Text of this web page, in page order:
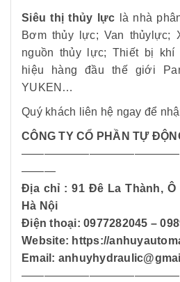
Siêu thị thủy lực là nhà
Bơm thủy lực; Van thủylực;
nguồn thủy lực; Thiết bị
hiệu hàng đầu thế giới
YUKEN…
Quý khách liên hệ ngay để
CÔNG TY CỔ PHẦN TỰ
———
Địa chỉ : 91 Đê La Thành,
Hà Nội
Điện thoại: 0977282045 –
Website: https://
Email: